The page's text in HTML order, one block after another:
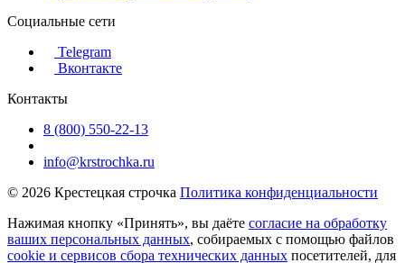
Социальные сети
Telegram
Вконтакте
Контакты
8 (800) 550-22-13
info@krstrochka.ru
© 2026 Крестецкая строчка Политика конфиденциальности
Нажимая кнопку «Принять», вы даёте согласие на обработку
ваших персональных данных, собираемых с помощью файлов
cookie и сервисов сбора технических данных посетителей, для